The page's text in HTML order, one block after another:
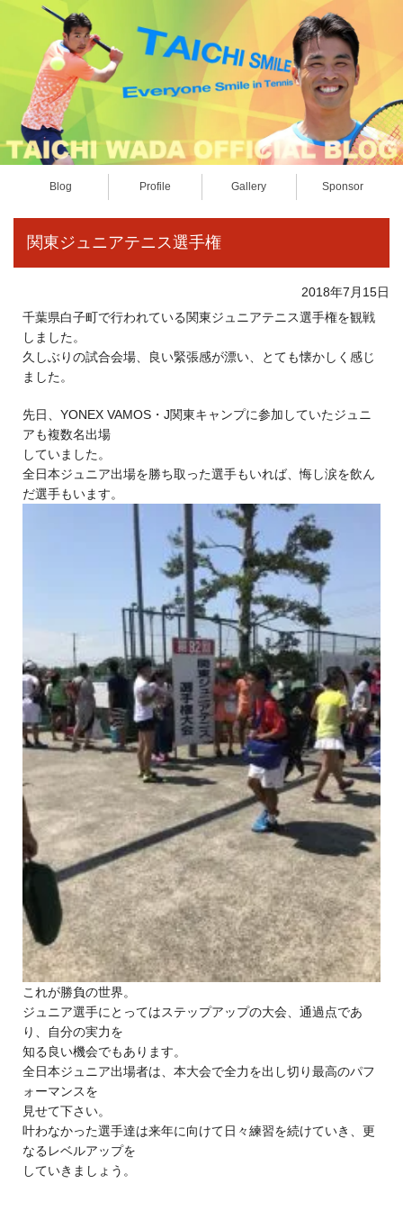
Blog Profile Gallery Sponsor
関東ジュニアテニス選手権
2018年7月15日
千葉県白子町で行われている関東ジュニアテニス選手権を観戦
しました。
久しぶりの試合会場、良い緊張感が漂い、とても懐かしく感じ
ました。
先日、YONEX VAMOS・J関東キャンプに参加していたジュニ
アも複数名出場
していました。
全日本ジュニア出場を勝ち取った選手もいれば、悔し涙を飲ん
だ選手もいます。
これが勝負の世界。
ジュニア選手にとってはステップアップの大会、通過点であ
り、自分の実力を
知る良い機会でもあります。
全日本ジュニア出場者は、本大会で全力を出し切り最高のパフ
ォーマンスを
見せて下さい。
叶わなかった選手達は来年に向けて日々練習を続けていき、更
なるレベルアップを
していきましょう。